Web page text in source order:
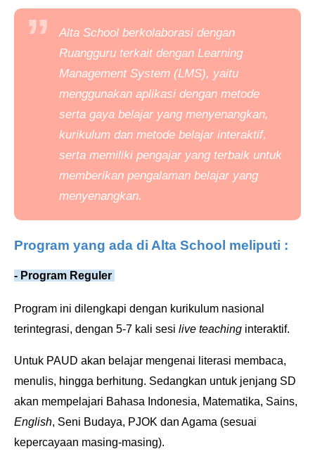
Alta School berkolaborasi dengan
Ruangguru terkait dengan Learning
Management System (LMS), yaitu
menggunakan aplikasi dengan metode
serta gaya belajar yang menyenangkan,
kurikulum dan metode belajar interaktif,
serta memiliki pengajar yang terbaik untuk
memberikan pengalaman belajar yang
menyenangkan.
Program yang ada di Alta School meliputi :
- Program Reguler
Program ini dilengkapi dengan kurikulum nasional
terintegrasi, dengan 5-7 kali sesi live teaching interaktif.
Untuk PAUD akan belajar mengenai literasi membaca,
menulis, hingga berhitung. Sedangkan untuk jenjang SD
akan mempelajari Bahasa Indonesia, Matematika, Sains,
English, Seni Budaya, PJOK dan Agama (sesuai
kepercayaan masing-masing).